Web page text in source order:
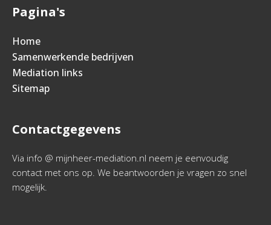
Pagina's
Home
Samenwerkende bedrijven
Mediation links
Sitemap
Contactgegevens
Via info @ mijnheer-mediation.nl neem je eenvoudig
contact met ons op. We beantwoorden je vragen zo snel
mogelijk.